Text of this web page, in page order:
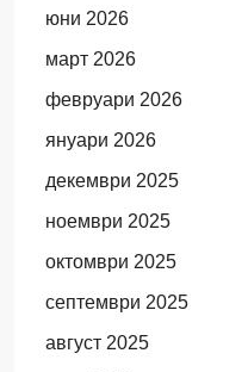
юни 2026
март 2026
февруари 2026
януари 2026
декември 2025
ноември 2025
октомври 2025
септември 2025
август 2025